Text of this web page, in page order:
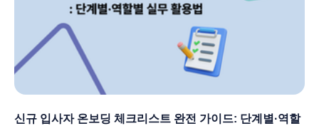
신규 입사자 온보딩 체크리스트 완전 가이드: 단계별·역할